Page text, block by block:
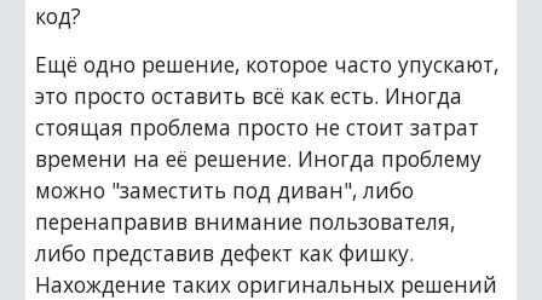
код?
Ещё одно решение, которое часто упускают,
это просто оставить всё как есть. Иногда
стоящая проблема просто не стоит затрат
времени на её решение. Иногда проблему
можно "заместить под диван", либо
перенаправив внимание пользователя,
либо представив дефект как фишку.
Нахождение таких оригинальных решений